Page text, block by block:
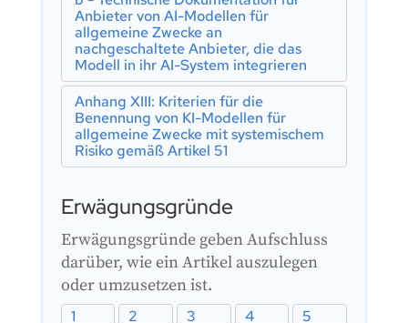
Konformitätsbewertung,
Bescheinigungen, Registrierung
Artikel 40: Harmonisierte Normen und
Normungsdokumente
Artikel 41: Gemeinsame Spezifikationen
Artikel 42: Vermutung der Konformität
mit bestimmten Anforderungen
Artikel 43: Konformitätsbewertung
Artikel 45: Informationsverpflichtungen
der benannten Stellen
Artikel 46: Ausnahmen vom
Konformitätsbewertungsverfahren
Artikel 47: EU-Konformitätserklärung
Artikel 48: CE-Kennzeichnung
Artikel 91: Befugnis zur Anforderung
von Unterlagen und Informationen
Artikel 92: Befugnis zur Durchführung
von Evaluierungen
Artikel 93: Befugnis, Maßnahmen zu
beantragen
Artikel 94: Verfahrensrechte der
Wirtschaftsbeteiligten des AI-Modells
für allgemeine Zwecke
Anbieter von AI-Modellen für
allgemeine Zwecke an
nachgeschaltete Anbieter, die das
Modell in ihr AI-System integrieren
Anhang XIII: Kriterien für die
Benennung von KI-Modellen für
allgemeine Zwecke mit systemischem
Risiko gemäß Artikel 51
Erwägungsgründe
Erwägungsgründe geben Aufschluss
darüber, wie ein Artikel auszulegen
oder umzusetzen ist.
1 2 3 4
5